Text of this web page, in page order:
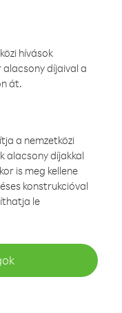
hívások
díjaival a
át.
a nemzetközi
alacsony díjakkal
is meg kellene
konstrukcióval
le